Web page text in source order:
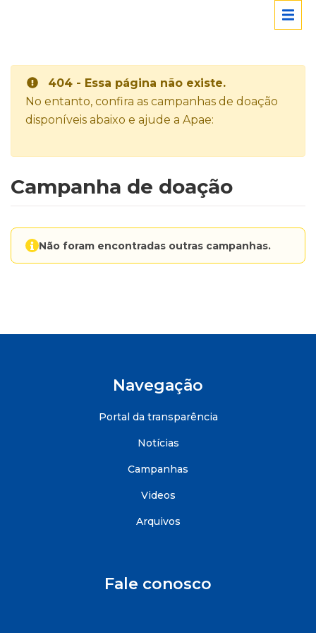
404 - Essa página não existe.
No entanto, confira as campanhas de doação
disponíveis abaixo e ajude a Apae:
Campanha de doação
Não foram encontradas outras campanhas.
Navegação
Portal da transparência
Notícias
Campanhas
Videos
Arquivos
Fale conosco